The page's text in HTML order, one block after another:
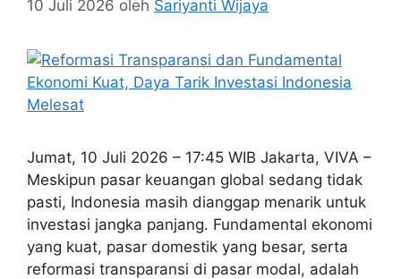
10 Juli 2026 oleh Sariyanti Wijaya
Jumat, 10 Juli 2026 – 17:45 WIB Jakarta, VIVA –
Meskipun pasar keuangan global sedang tidak
pasti, Indonesia masih dianggap menarik untuk
investasi jangka panjang. Fundamental ekonomi
yang kuat, pasar domestik yang besar, serta
reformasi transparansi di pasar modal, adalah